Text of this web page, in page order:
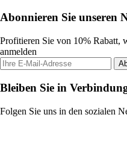
Abonnieren Sie unseren
Profitieren Sie von 10% Rabatt,
anmelden
Bleiben Sie in
Folgen Sie uns in den sozialen